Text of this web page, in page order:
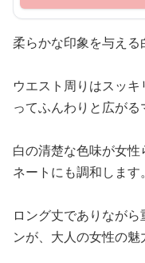
柔らかな印象を与える
ウエスト周りはスッ
ってふんわりと広がる
白の清楚な色味が女
ネートにも調和します。
ロング丈でありなが
ンが、大人の女性の魅